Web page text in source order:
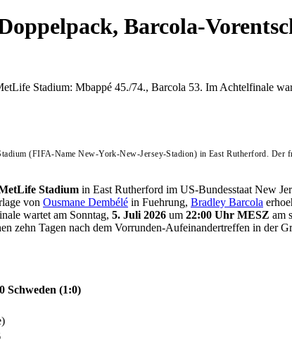
Barcola-
Stadium: Mbappé 45./74., Barcola 53. Im Achtelfinale
(FIFA-Name New-York-New-Jersey-Stadion) in East Rutherford. Der
Stadium in East Rutherford im US-Bundesstaat New
von Ousmane Dembélé in Fuehrung, Bradley Barcola
wartet am Sonntag, 5. Juli 2026 um 22:00 Uhr MESZ am
zehn Tagen nach dem Vorrunden-Aufeinandertreffen in der
Schweden (1:0)